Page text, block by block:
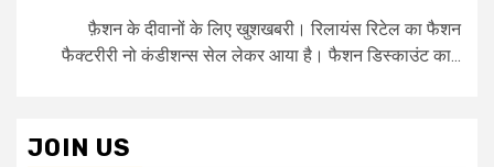
फ़ैशन के दीवानों के लिए खुशखबरी। रिलायंस रिटेल का फैशन
फैक्टरीरी नो कंडीशन्स सेल लेकर आया है। फैशन डिस्काउंट का...
JOIN US